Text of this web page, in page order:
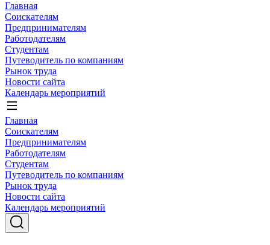
Главная
Соискателям
Предпринимателям
Работодателям
Студентам
Путеводитель по компаниям
Рынок труда
Новости сайта
Календарь мероприятий
Главная
Соискателям
Предпринимателям
Работодателям
Студентам
Путеводитель по компаниям
Рынок труда
Новости сайта
Календарь мероприятий